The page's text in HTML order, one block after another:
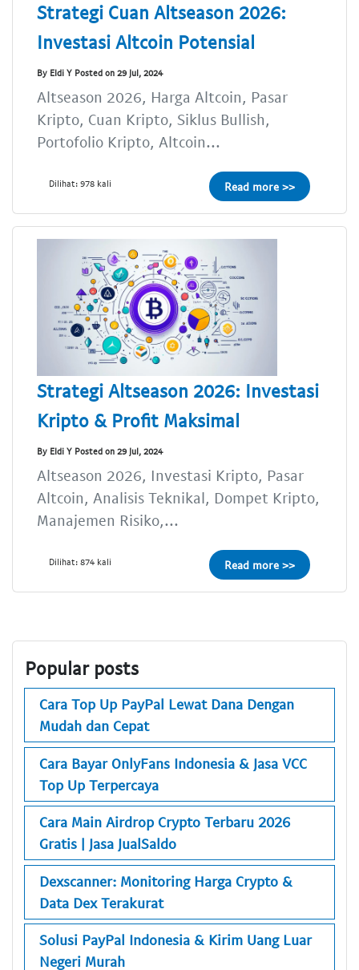
Strategi Cuan Altseason 2026:
Investasi Altcoin Potensial
By Eldi Y Posted on 29 Jul, 2024
Altseason 2026, Harga Altcoin, Pasar
Kripto, Cuan Kripto, Siklus Bullish,
Portofolio Kripto, Altcoin...
Dilihat: 978 kali Read more >>
Strategi Altseason 2026: Investasi
Kripto & Profit Maksimal
By Eldi Y Posted on 29 Jul, 2024
Altseason 2026, Investasi Kripto, Pasar
Altcoin, Analisis Teknikal, Dompet Kripto,
Manajemen Risiko,...
Dilihat: 874 kali Read more >>
Popular posts
Cara Top Up PayPal Lewat Dana Dengan
Mudah dan Cepat
Cara Bayar OnlyFans Indonesia & Jasa VCC
Top Up Terpercaya
Cara Main Airdrop Crypto Terbaru 2026
Gratis | Jasa JualSaldo
Dexscanner: Monitoring Harga Crypto &
Data Dex Terakurat
Solusi PayPal Indonesia & Kirim Uang Luar
Negeri Murah